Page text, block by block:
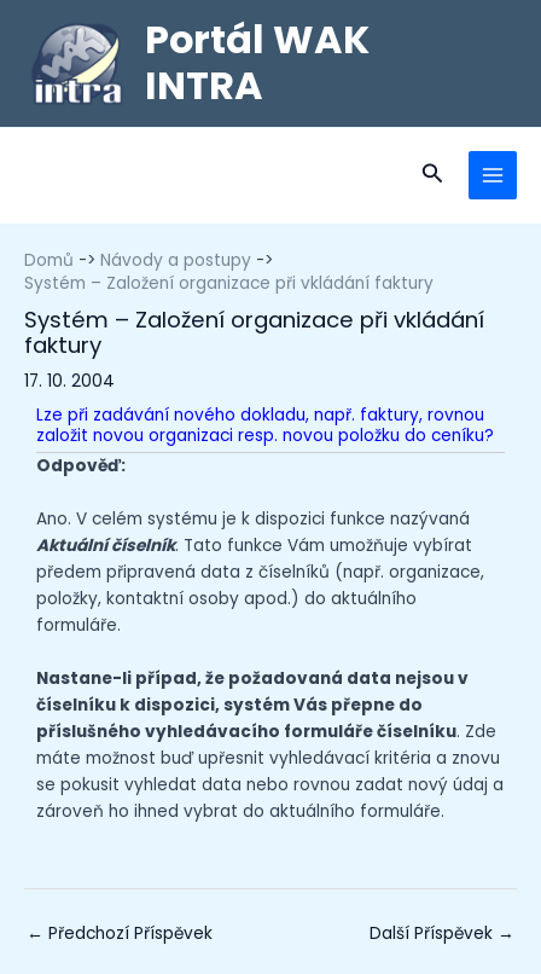
Portál WAK
INTRA
Domů
Návody a postupy
Systém – Založení organizace při vkládání faktury
Systém – Založení organizace při vkládání
faktury
17. 10. 2004
Lze při zadávání nového dokladu, např. faktury, rovnou
založit novou organizaci resp. novou položku do ceníku?
Odpověď:
Ano. V celém systému je k dispozici funkce nazývaná
Aktuální číselník. Tato funkce Vám umožňuje vybírat
předem připravená data z číselníků (např. organizace,
položky, kontaktní osoby apod.) do aktuálního
formuláře.
Nastane-li případ, že požadovaná data nejsou v
číselníku k dispozici, systém Vás přepne do
příslušného vyhledávacího formuláře číselníku. Zde
máte možnost buď upřesnit vyhledávací kritéria a znovu
se pokusit vyhledat data nebo rovnou zadat nový údaj a
zároveň ho ihned vybrat do aktuálního formuláře.
← Předchozí Příspěvek Další Příspěvek →